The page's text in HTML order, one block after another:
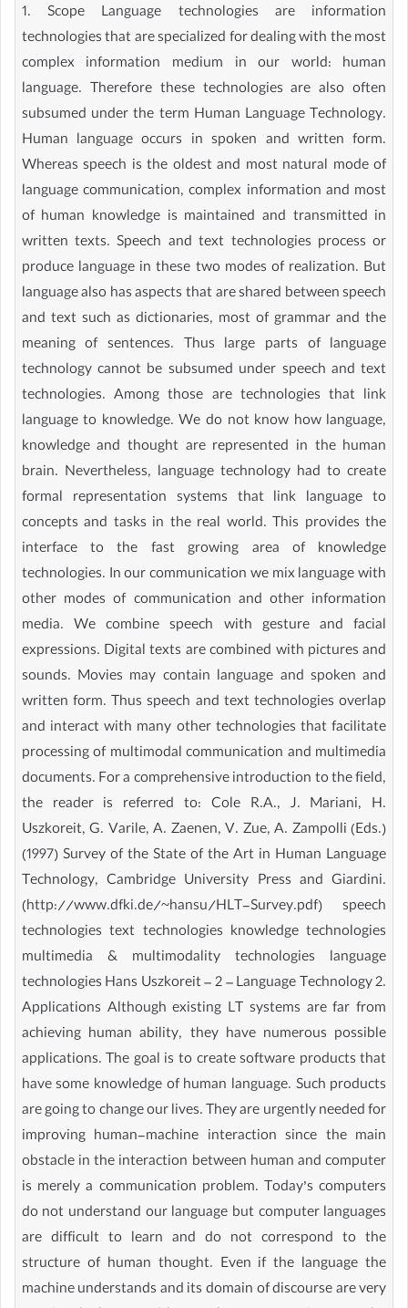
1. Scope Language technologies are information
technologies that are specialized for dealing with the most
complex information medium in our world: human
language. Therefore these technologies are also often
subsumed under the term Human Language Technology.
Human language occurs in spoken and written form.
Whereas speech is the oldest and most natural mode of
language communication, complex information and most
of human knowledge is maintained and transmitted in
written texts. Speech and text technologies process or
produce language in these two modes of realization. But
language also has aspects that are shared between speech
and text such as dictionaries, most of grammar and the
meaning of sentences. Thus large parts of language
technology cannot be subsumed under speech and text
technologies. Among those are technologies that link
language to knowledge. We do not know how language,
knowledge and thought are represented in the human
brain. Nevertheless, language technology had to create
formal representation systems that link language to
concepts and tasks in the real world. This provides the
interface to the fast growing area of knowledge
technologies. In our communication we mix language with
other modes of communication and other information
media. We combine speech with gesture and facial
expressions. Digital texts are combined with pictures and
sounds. Movies may contain language and spoken and
written form. Thus speech and text technologies overlap
and interact with many other technologies that facilitate
processing of multimodal communication and multimedia
documents. For a comprehensive introduction to the field,
the reader is referred to: Cole R.A., J. Mariani, H.
Uszkoreit, G. Varile, A. Zaenen, V. Zue, A. Zampolli (Eds.)
(1997) Survey of the State of the Art in Human Language
Technology, Cambridge University Press and Giardini.
(http://www.dfki.de/~hansu/HLT-Survey.pdf) speech
technologies text technologies knowledge technologies
multimedia & multimodality technologies language
technologies Hans Uszkoreit – 2 – Language Technology 2.
Applications Although existing LT systems are far from
achieving human ability, they have numerous possible
applications. The goal is to create software products that
have some knowledge of human language. Such products
are going to change our lives. They are urgently needed for
improving human-machine interaction since the main
obstacle in the interaction between human and computer
is merely a communication problem. Today’s computers
do not understand our language but computer languages
are difficult to learn and do not correspond to the
structure of human thought. Even if the language the
machine understands and its domain of discourse are very